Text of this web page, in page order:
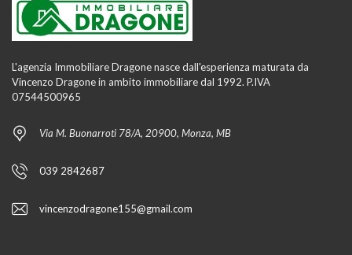
L'agenzia Immobiliare Dragone nasce dall'esperienza maturata da
Vincenzo Dragone in ambito immobiliare dal 1992. P.IVA
07544500965
Via M. Buonarroti 78/A, 20900, Monza, MB
039 2842687
vincenzodragone155@gmail.com